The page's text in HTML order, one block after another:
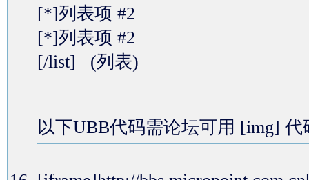
[*]列表项 #2
[*]列表项 #2
[/list] (列表)
以下UBB代码需论坛可用 [img] 代